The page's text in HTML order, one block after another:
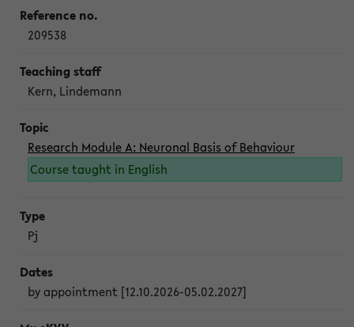
209538
Kern, Lindemann
Research Module A: Neuronal Basis of Behaviour
Course taught in English
Pj
by appointment [12.10.2026-05.02.2027]